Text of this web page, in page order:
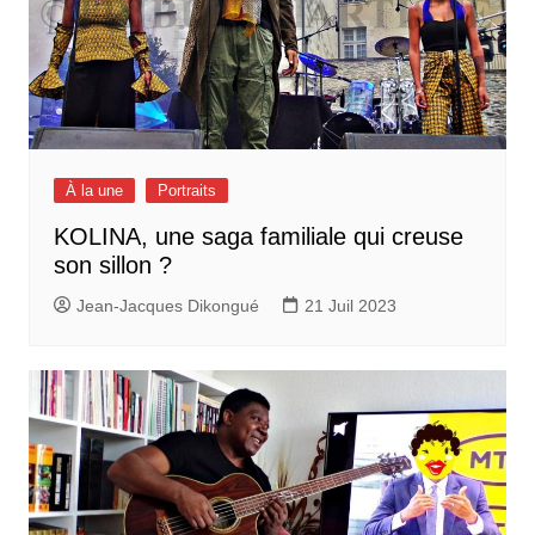
À la une Portraits
KOLINA, une saga familiale qui creuse
son sillon ?
Jean-Jacques Dikongué 21 Juil 2023